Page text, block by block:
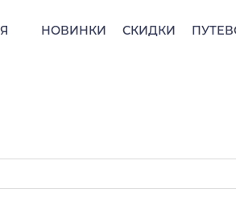
НОВИНКИ СКИДКИ